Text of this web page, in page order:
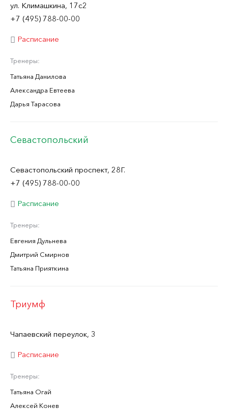
ул. Климашкина, 17с2
+7 (495) 788-00-00
Расписание
Тренеры:
Татьяна Данилова
Александра Евтеева
Дарья Тарасова
Севастопольский
Севастопольский проспект, 28Г.
+7 (495) 788-00-00
Расписание
Тренеры:
Евгения Дульнева
Дмитрий Смирнов
Татьяна Прияткина
Триумф
Чапаевский переулок, 3
Расписание
Тренеры:
Татьяна Огай
Алексей Конев